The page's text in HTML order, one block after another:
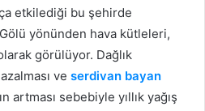
etkilediği bu şehirde
yönünden hava kütleleri,
görülüyor. Dağlık
ve serdivan bayan
artması sebebiyle yıllık yağış